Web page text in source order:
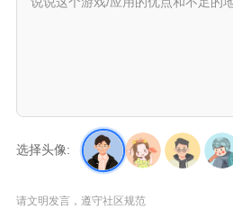
选择头像:
请文明发言，遵守社区规范